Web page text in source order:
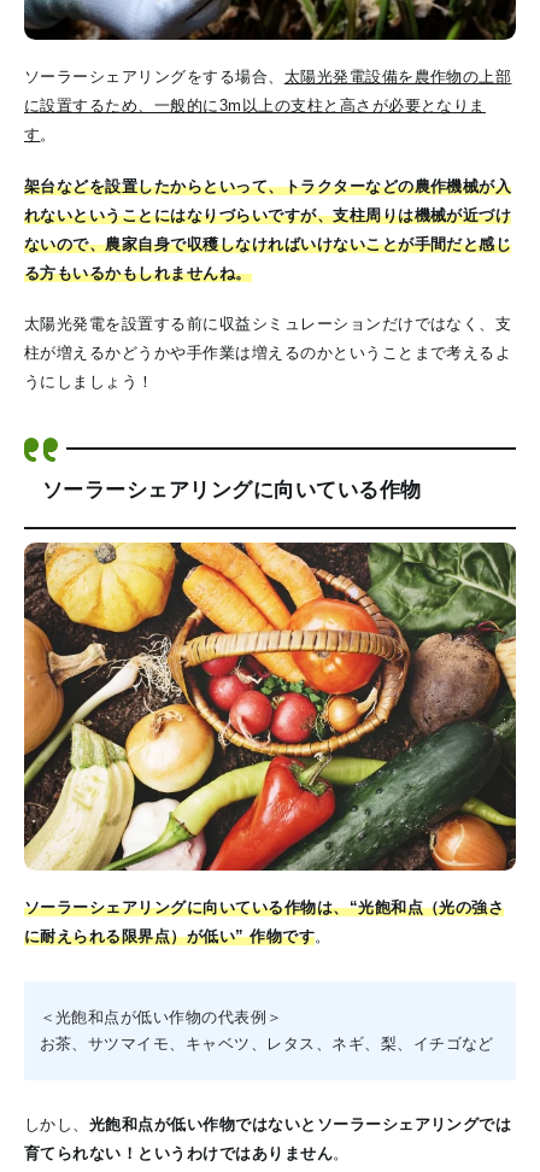
ソーラーシェアリングをする場合、 太陽光発電設備を農作物の上部
に設置するため、一般的に3m以上の支柱と高さが必要となりま
す。
架台などを設置したからといって、トラクターなどの農作機械が入
れないということにはなりづらいですが、支柱周りは機械が近づけ
ないので、農家自身で収穫しなければいけないことが手間だと感じ
る方もいるかもしれませんね。
太陽光発電を設置する前に収益シミュレーションだけではなく、支
柱が増えるかどうかや手作業は増えるのかということまで考えるよ
うにしましょう！
ソーラーシェアリングに向いている作物
ソーラーシェアリングに向いている作物は、“光飽和点（光の強さ
に耐えられる限界点）が低い” 作物です。
＜光飽和点が低い作物の代表例＞
お茶、サツマイモ、キャベツ、レタス、ネギ、梨、イチゴなど
しかし、 光飽和点が低い作物ではないとソーラーシェアリングでは
育てられない！というわけではありません。